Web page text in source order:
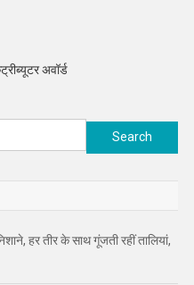
अवॉर्ड
Search
हर तीर के साथ गूंजती रहीं तालियां,